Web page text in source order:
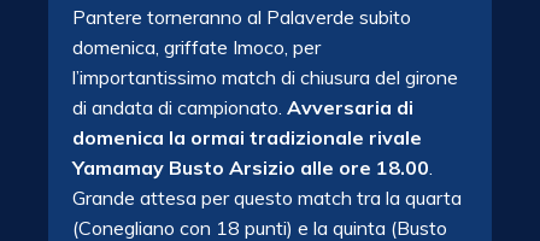
Pantere torneranno al Palaverde subito
domenica, griffate Imoco, per
l’importantissimo match di chiusura del girone
di andata di campionato. Avversaria di
domenica la ormai tradizionale rivale
Yamamay Busto Arsizio alle ore 18.00.
Grande attesa per questo match tra la quarta
(Conegliano con 18 punti) e la quinta (Busto